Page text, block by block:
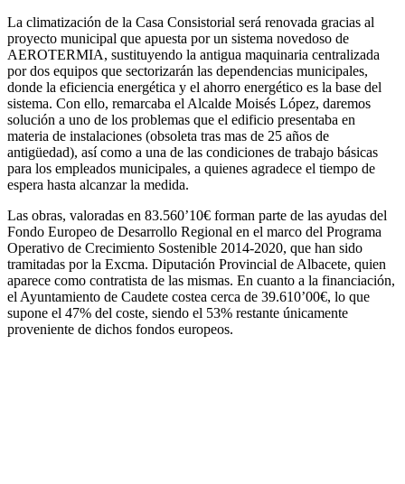
La climatización de la Casa Consistorial será renovada gracias al
proyecto municipal que apuesta por un sistema novedoso de
AEROTERMIA, sustituyendo la antigua maquinaria centralizada
por dos equipos que sectorizarán las dependencias municipales,
donde la eficiencia energética y el ahorro energético es la base del
sistema. Con ello, remarcaba el Alcalde Moisés López, daremos
solución a uno de los problemas que el edificio presentaba en
materia de instalaciones (obsoleta tras mas de 25 años de
antigüedad), así como a una de las condiciones de trabajo básicas
para los empleados municipales, a quienes agradece el tiempo de
espera hasta alcanzar la medida.
Las obras, valoradas en 83.560’10€ forman parte de las ayudas del
Fondo Europeo de Desarrollo Regional en el marco del Programa
Operativo de Crecimiento Sostenible 2014-2020, que han sido
tramitadas por la Excma. Diputación Provincial de Albacete, quien
aparece como contratista de las mismas. En cuanto a la financiación,
el Ayuntamiento de Caudete costea cerca de 39.610’00€, lo que
supone el 47% del coste, siendo el 53% restante únicamente
proveniente de dichos fondos europeos.